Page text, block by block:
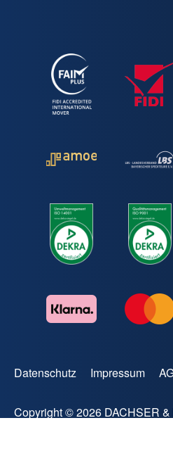
Datenschutz Impressum
Copyright © 2026 DACHSER &
All rights reserved.